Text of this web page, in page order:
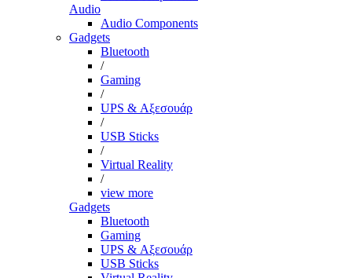
Audio
Audio Components
Gadgets
Bluetooth
/
Gaming
/
UPS & Αξεσουάρ
/
USB Sticks
/
Virtual Reality
/
view more
Gadgets
Bluetooth
Gaming
UPS & Αξεσουάρ
USB Sticks